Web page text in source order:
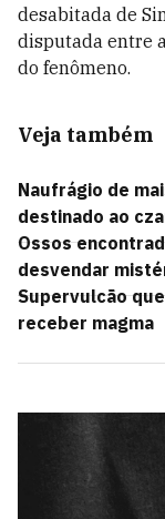
desabitada de
disputada entre
do fenômeno.
Veja também
Naufrágio de
destinado ao
Ossos
desvendar
Supervulcão
receber magma